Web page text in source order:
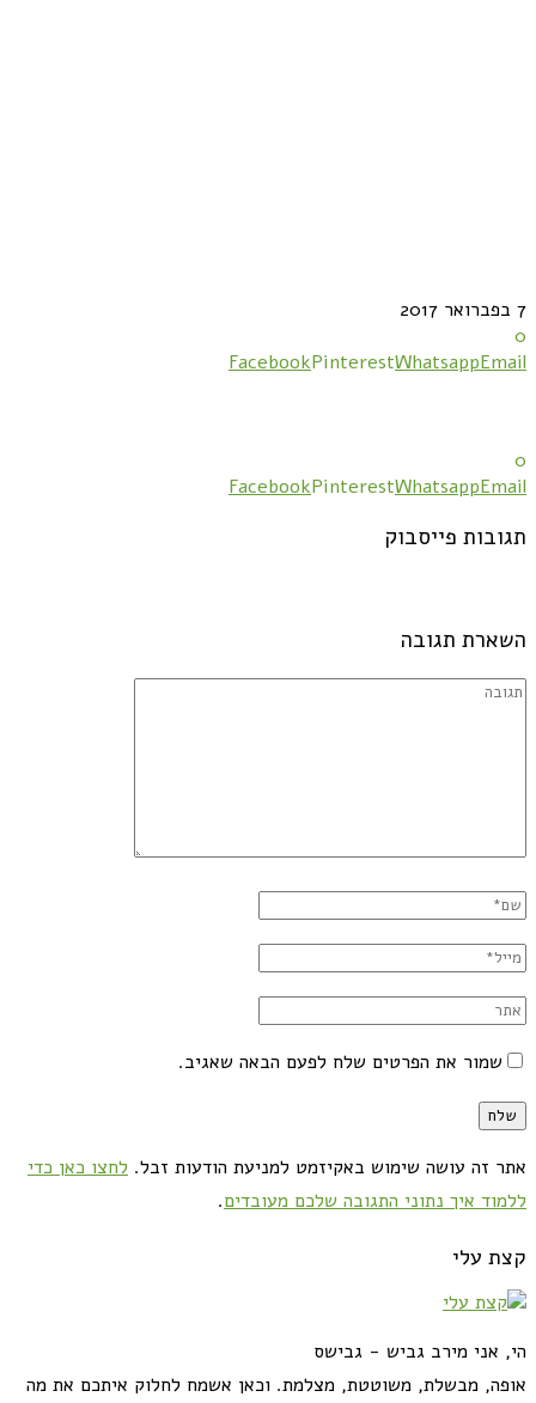
7 בפברואר 2017
0
FacebookPinterestWhatsappEmail
0
FacebookPinterestWhatsappEmail
תגובות פייסבוק
השארת תגובה
שמור את הפרטים שלח לפעם הבאה שאגיב.
אתר זה עושה שימוש באקיזמט למניעת הודעות זבל. לחצו כאן כדי
ללמוד איך נתוני התגובה שלכם מעובדים.
קצת עלי
הי, אני מירב גביש - גבישס
אופה, מבשלת, משוטטת, מצלמת. וכאן אשמח לחלוק איתכם את מה